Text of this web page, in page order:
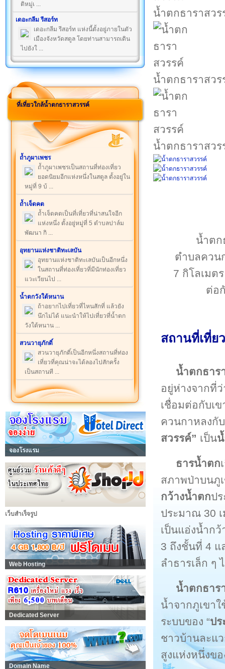
ติหมู่เ ...
เดอะกลีม รีสอร์ท
เดอะกลีม รีสอร์ท แห่งนี้ตั้งอยู่ภายในตัว
เมืองจังหวัดสตูล โดยท่านสามารถเดิน
ไปยังใ ...
ที่เที่ยวใกล้น้ำตกธาราสวรรค์
ถ้ำภูผาเพชร
ถ้ำภูผาเพชรเป็นสถานที่ท่องเที่ยว
ยอดนิยมอีกแห่งหนึ่งในสตูล ตั้งอยู่ใน
หมู่ที่ 9 บ้ ...
ถ้ำเจ็ดคต
ถ้ำเจ็ดคตเป็นที่เที่ยวที่น่าสนใจอีก
แห่งหนึ่ง ตั้งอยู่หมู่ที่ 5 ตำบลปาล์ม
พัฒนา กิ ...
อุทยานแห่งชาติทะเลบัน
อุทยานแห่งชาติทะเลบันเป็นอีกหนึ่ง
ในสถานที่ท่องเที่ยวที่มีนักท่องเที่ยว
แวะเวียนไป ...
น้ำตกวังใต้หนาน
ถ้าอยากไปเที่ยวที่ไหนสักที่ แล้วยัง
นึกไม่ได้ แนะนำให้ไปเที่ยวที่น้ำตก
วังใต้หนาน ...
สวนวายุภักดิ์
สวนวายุภักดิ์เป็นอีกหนึ่งสถานที่ท่อง
เที่ยวที่คุณน่าจะได้ลองไปสักครั้ง
เป็นสถานที ...
จองโรงแรม
เว็บสำเร็จรูป
Web Hosting
Dedicated Server
Domain Name
น้ำตกธาราสวร
น้ำตกธาราสวร
น้ำตกธาราสวร
น้ำตก
ตำบลควน
7 กิโลเมต
ต่อ
สถานที่เที่ย
น้ำตกธาร
อยู่ห่างจากที่
เชื่อมต่อกับเ
ควนกาหลงกั
สวรรค์” เป็น
ธารน้ำตก
สภาพป่าบนภู
กว้างน้ำตกป
ประมาณ 30
เป็นแอ่งน้ำก
3 ถึงชั้นที่ 4 แ
ลำธารเล็ก ๆ
น้ำตกธาร
น้ำจากภูเขา
ระบบของ “ปร
ชาวบ้านละแ
สูงแห่งหนึ่งข